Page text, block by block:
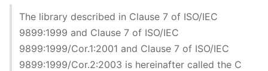
The library described in Clause 7 of ISO/IEC
9899:1999 and Clause 7 of ISO/IEC
9899:1999/Cor.1:2001 and Clause 7 of ISO/IEC
9899:1999/Cor.2:2003 is hereinafter called the C